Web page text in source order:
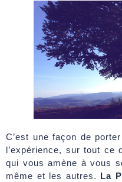
C’est une façon de
l’expérience, sur tout
qui vous amène à vous
même et les autres. La